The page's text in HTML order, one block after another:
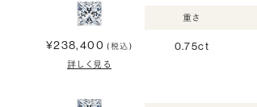
¥238,400 (税込)
詳しく見る
重さ
0.75ct